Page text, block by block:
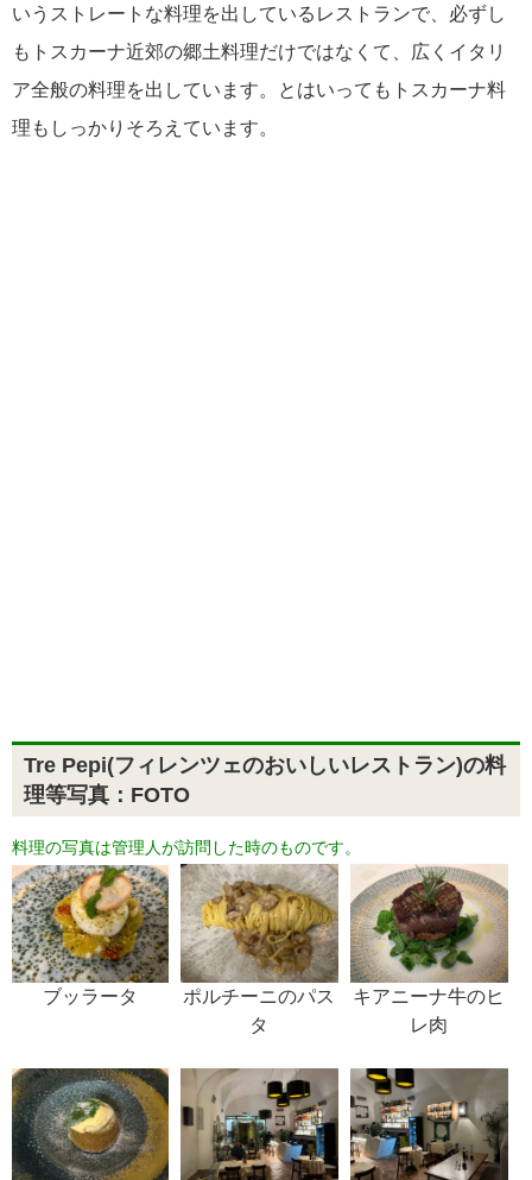
いうストレートな料理を出しているレストランで、必ずし
もトスカーナ近郊の郷土料理だけではなくて、広くイタリ
ア全般の料理を出しています。とはいってもトスカーナ料
理もしっかりそろえています。
Tre Pepi(フィレンツェのおいしいレストラン)の料
理等写真：FOTO
料理の写真は管理人が訪問した時のものです。
ブッラータ
ポルチーニのパス
タ
キアニーナ牛のヒ
レ肉